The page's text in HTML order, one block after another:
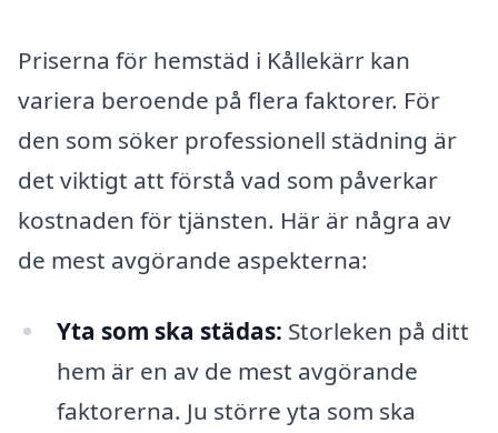
Priserna för hemstäd i Kållekärr kan
variera beroende på flera faktorer. För
den som söker professionell städning är
det viktigt att förstå vad som påverkar
kostnaden för tjänsten. Här är några av
de mest avgörande aspekterna:
Yta som ska städas: Storleken på ditt
hem är en av de mest avgörande
faktorerna. Ju större yta som ska